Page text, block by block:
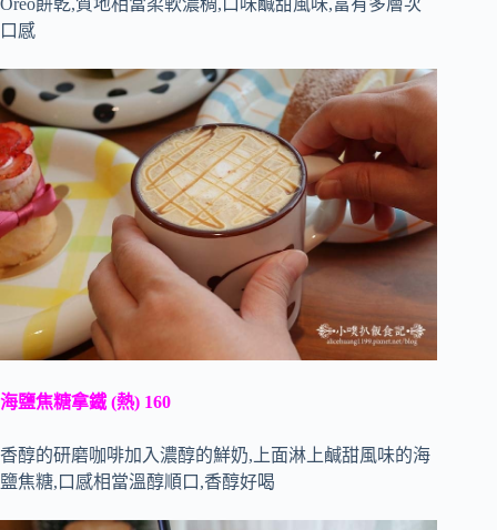
Oreo餅乾,質地相當柔軟濃稠,口味鹹甜風味,富有多層次
口感
海鹽焦糖拿鐵 (熱) 160
香醇的研磨咖啡加入濃醇的鮮奶,上面淋上鹹甜風味的海
鹽焦糖,口感相當溫醇順口,香醇好喝